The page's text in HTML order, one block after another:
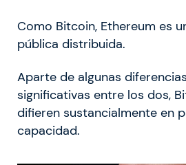
Como Bitcoin, Ethereum es
pública distribuida.
Aparte de algunas
significativas entre los dos,
difieren sustancialmente en
capacidad.